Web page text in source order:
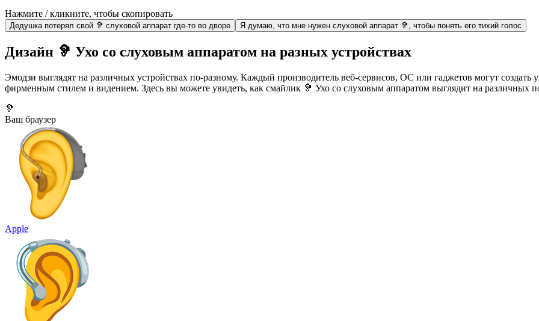
Нажмите / кликните, чтобы скопировать
Дедушка потерял свой 🦻 слуховой аппарат где-то во дворе Я думаю, что мне нужен слуховой аппарат 🦻, чтобы понять его тихий голос
Дизайн 🦻 Ухо со слуховым аппаратом на разных устройствах
Эмодзи выглядят на различных устройствах по-разному. Каждый производитель веб-сервисов, ОС или гаджетов могут создать
фирменным стилем и видением. Здесь вы можете увидеть, как смайлик 🦻 Ухо со слуховым аппаратом выглядит на различных
🦻
Ваш браузер
Apple